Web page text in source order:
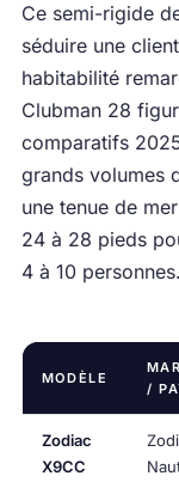
Ce semi-rigide
séduire une
habitabilité
Clubman 28
comparatifs
grands volumes
une tenue de
24 à 28 pieds
4 à 10 personnes.
MODÈLE
/
Zodiac
X9CC